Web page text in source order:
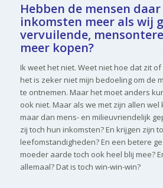
Hebben de mensen daar
inkomsten meer als wij
vervuilende,
meer kopen?
Ik weet het niet. Weet niet hoe dat zit
het is zeker niet mijn bedoeling om de
te ontnemen. Maar het moet anders
ook niet. Maar als we met zijn allen
maar dan mens- en milieuvriendelijk
zij toch hun inkomsten? En krijgen zijn
leefomstandigheden? En een betere
moeder aarde toch ook heel blij mee?
allemaal? Dat is toch win-win-win?